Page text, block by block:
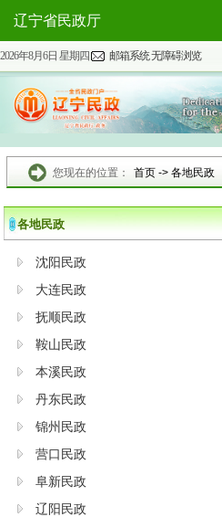
2026年8月6日 星期四 邮箱系统无障碍浏览
辽宁省民政厅
您现在的位置： 首页-> 各地民政
各地民政
沈阳民政
大连民政
抚顺民政
鞍山民政
本溪民政
丹东民政
锦州民政
营口民政
阜新民政
辽阳民政